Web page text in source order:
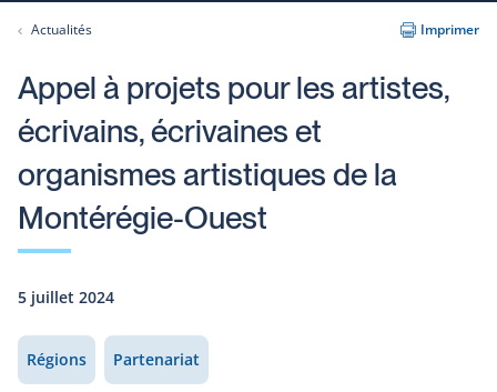
Actualités Imprimer
Appel à projets pour les artistes,
écrivains, écrivaines et
organismes artistiques de la
Montérégie-Ouest
5 juillet 2024
Régions Partenariat